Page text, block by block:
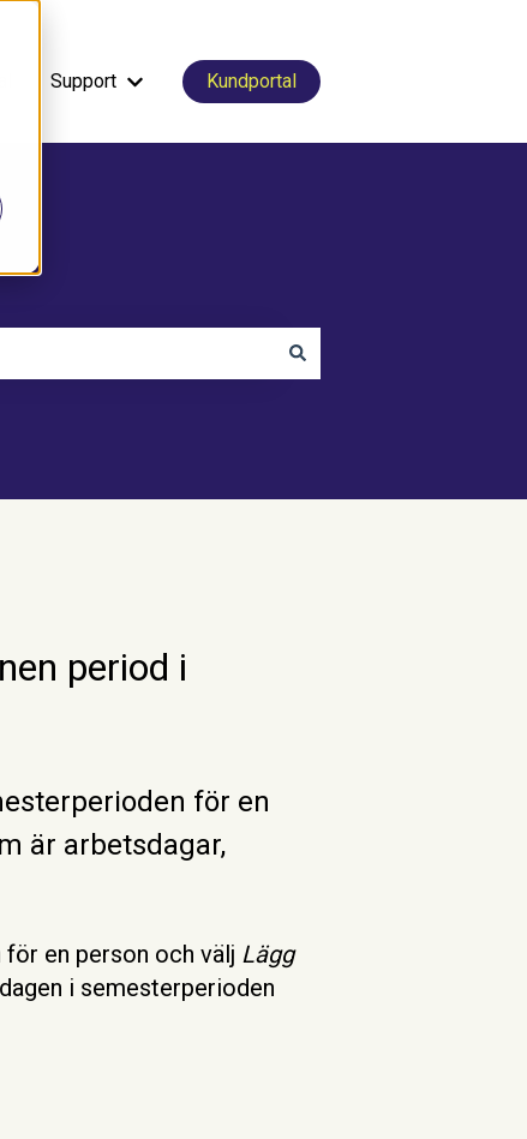
Support
Visa undermeny för Support
Kundportal
period i
för en
är arbetsdagar,
en person och välj Lägg
i semesterperioden